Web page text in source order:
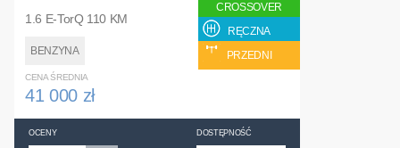
1.6 E-TorQ 110 KM
BENZYNA
CROSSOVER
RĘCZNA
PRZEDNI
CENA ŚREDNIA
41 000 zł
OCENY DOSTĘPNOŚĆ